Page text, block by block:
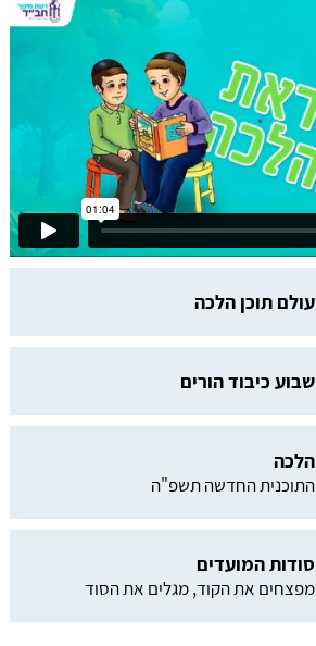
עולם תוכן הלכה
שבוע כיבוד הורים
הלכה
התוכנית החדשה תשפ"ה
סודות המועדים
מפצחים את הקוד, מגלים את הסוד